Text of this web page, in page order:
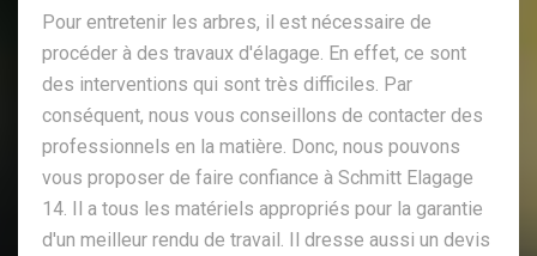
Pour entretenir les arbres, il est nécessaire de
procéder à des travaux d'élagage. En effet, ce sont
des interventions qui sont très difficiles. Par
conséquent, nous vous conseillons de contacter des
professionnels en la matière. Donc, nous pouvons
vous proposer de faire confiance à Schmitt Elagage
14. Il a tous les matériels appropriés pour la garantie
d'un meilleur rendu de travail. Il dresse aussi un devis